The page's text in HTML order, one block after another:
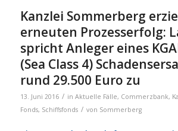
Kanzlei Sommerberg
erneuten Prozesserfolg:
spricht Anleger eines
(Sea Class 4)
rund 29.500 Euro zu
13. Juni 2016 / in Aktuelle Fälle, Commerzbank,
Fonds, Schiffsfonds / von Sommerberg